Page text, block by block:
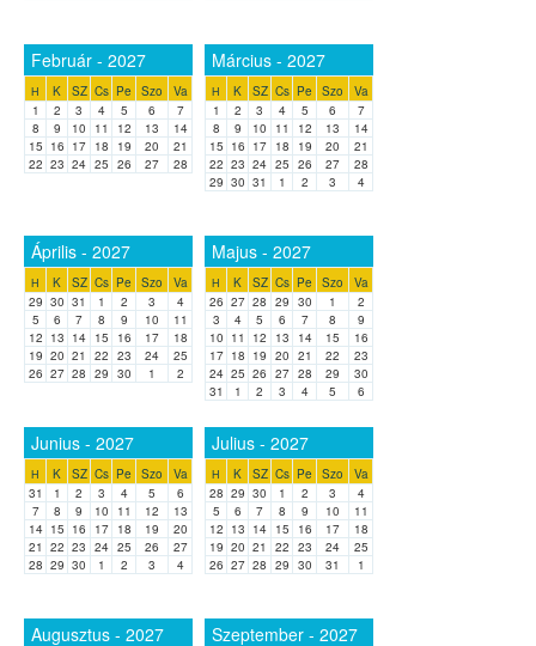
Február - 2027
H K SZ Cs Pe Szo
Va
1
2 3 4 5 6
7
8
9 10 11 12 13
14
15 16 17 18 19 20
21
22 23 24 25 26 27 28
Március - 2027
H K SZ Cs Pe Szo
Va
1
2 3 4 5 6
7
8
9 10 11 12 13
14
15 16 17 18 19 20
21
22 23 24 25 26 27
28
29 30 31 1 2 3 4
Április - 2027
H K SZ Cs Pe Szo
Va
29 30 31 1 2 3
4
5
6 7 8 9 10
11
12 13 14 15 16 17
18
19 20 21 22 23 24
25
26 27 28 29 30 1 2
Majus - 2027
H K SZ Cs Pe Szo
Va
26 27 28 29 30 1
2
3
4 5 6 7 8
9
10 11 12 13 14 15
16
17 18 19 20 21 22
23
24 25 26 27 28 29
30
31
1 2 3 4 5 6
Junius - 2027
H K SZ Cs Pe Szo
Va
31
1 2 3 4 5
6
7
8 9 10 11 12
13
14 15 16 17 18 19
20
21 22 23 24 25 26
27
28 29 30 1 2 3 4
Julius - 2027
H K SZ Cs Pe Szo
Va
28 29 30 1 2 3
4
5
6 7 8 9 10
11
12 13 14 15 16 17
18
19 20 21 22 23 24
25
26 27 28 29 30 31 1
Augusztus - 2027 Szeptember - 2027